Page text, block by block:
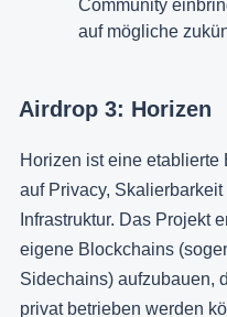
Community
auf mögliche
Airdrop 3: Horizen
Horizen ist eine
auf Privacy,
Infrastruktur. Das Projekt
eigene Blockchains
Sidechains) aufzubauen,
privat betrieben werden